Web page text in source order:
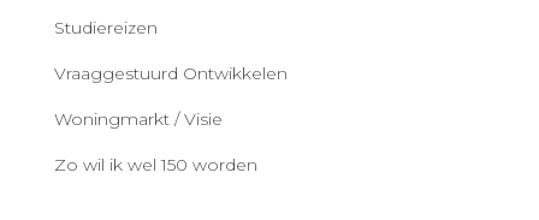
Studiereizen
Vraaggestuurd Ontwikkelen
Woningmarkt / Visie
Zo wil ik wel 150 worden